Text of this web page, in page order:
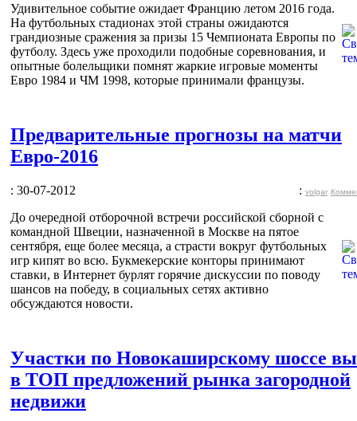
Удивительное событие ожидает Францию летом 2016 года.
На футбольных стадионах этой страны ожидаются
грандиозные сражения за призы 15 Чемпионата Европы по
футболу. Здесь уже проходили подобные соревнования, и
опытные болельщики помнят жаркие игровые моменты
Евро 1984 и ЧМ 1998, которые принимали французы.
Предварительные прогнозы на матчи
Евро-2016
: 30-07-2012 : volgar
До очередной отборочной встречи российской сборной с
командной Швеции, назначенной в Москве на пятое
сентября, еще более месяца, а страсти вокруг футбольных
игр кипят во всю. Букмекерские конторы принимают
ставки, в Интернет бурлят горячие дискуссии по поводу
шансов на победу, в социальных сетях активно
обсуждаются новости.
Участки по Новокаширскому шоссе
в ТОП предложений рынка загородной
недвижи